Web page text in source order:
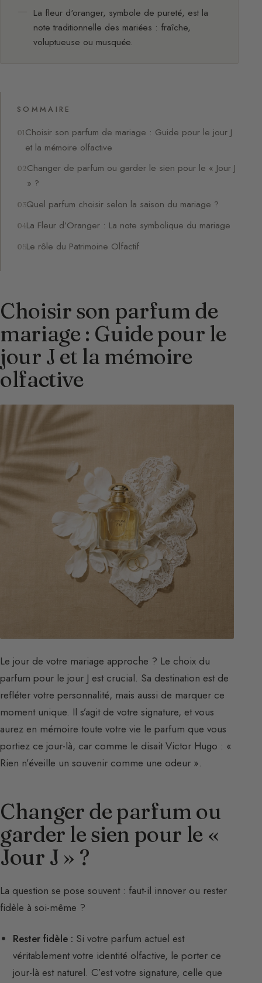
La fleur d'oranger, symbole de pureté, est la
note traditionnelle des mariées : fraîche,
voluptueuse ou musquée.
SOMMAIRE
Choisir son parfum de mariage : Guide pour le jour J
et la mémoire olfactive
Changer de parfum ou garder le sien pour le « Jour J
» ?
Quel parfum choisir selon la saison du mariage ?
La Fleur d’Oranger : La note symbolique du mariage
Le rôle du Patrimoine Olfactif
Choisir son parfum de
mariage : Guide pour le
jour J et la mémoire
olfactive
Le jour de votre mariage approche ? Le choix du
parfum pour le jour J est crucial. Sa destination est de
refléter votre personnalité, mais aussi de marquer ce
moment unique. Il s’agit de votre signature, et vous
aurez en mémoire toute votre vie le parfum que vous
portiez ce jour-là, car comme le disait Victor Hugo : «
Rien n’éveille un souvenir comme une odeur ».
Changer de parfum ou
garder le sien pour le «
Jour J » ?
La question se pose souvent : faut-il innover ou rester
fidèle à soi-même ?
Rester fidèle : Si votre parfum actuel est
véritablement votre identité olfactive, le porter ce
jour-là est naturel. C’est votre signature, celle que